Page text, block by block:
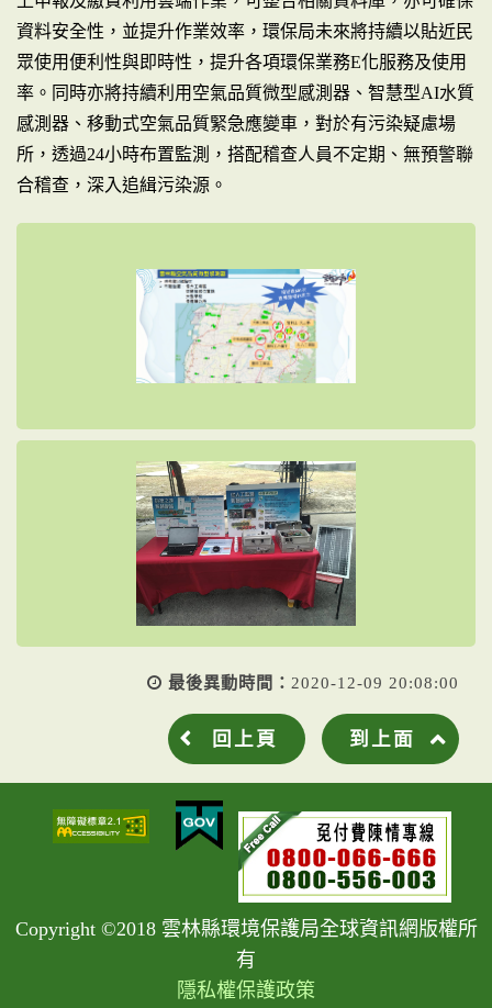
資料安全性，並提升作業效率，環保局未來將持續以貼近民
眾使用便利性與即時性，提升各項環保業務E化服務及使用
率。同時亦將持續利用空氣品質微型感測器、智慧型AI水質
感測器、移動式空氣品質緊急應變車，對於有污染疑慮場
所，透過24小時布置監測，搭配稽查人員不定期、無預警聯
合稽查，深入追緝污染源。
最後異動時間： 2020-12-09 20:08:00
回上頁 到上面
Copyright ©2018 雲林縣環境保護局全球資訊網版權所
有
隱私權保護政策